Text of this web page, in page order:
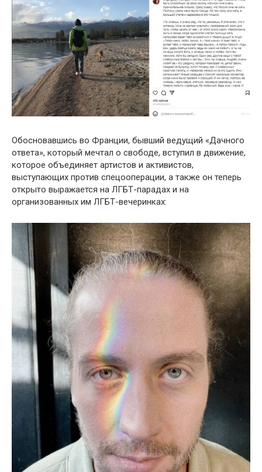
Обосновавшись во Франции, бывший ведущий «Дачного
ответа», который мечтал о свободе, вступил в движение,
которое объединяет артистов и активистов,
выступающих против спецооперации, а также он теперь
открыто выражается на ЛГБТ-парадах и на
организованных им ЛГБТ-вечеринках: